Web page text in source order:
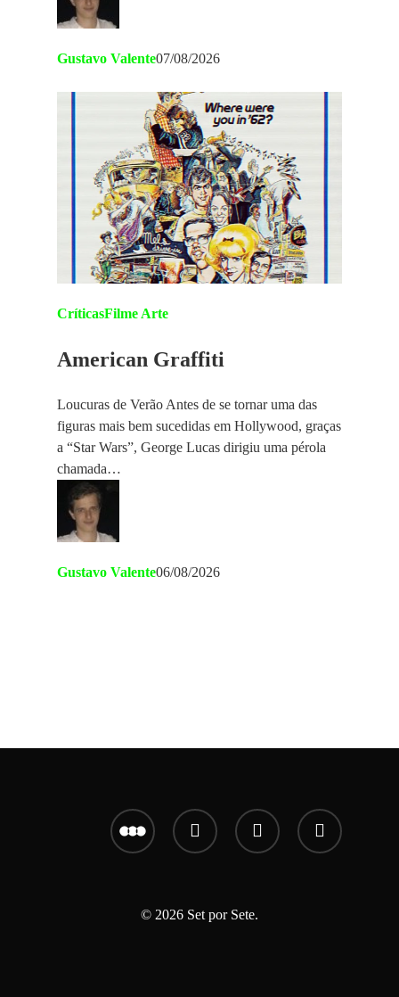
Gustavo Valente07/08/2026
CríticasFilme Arte
American Graffiti
Loucuras de Verão Antes de se tornar uma das
figuras mais bem sucedidas em Hollywood, graças
a “Star Wars”, George Lucas dirigiu uma pérola
chamada…
Gustavo Valente06/08/2026
letterboxd youtube instagram email
© 2026 Set por Sete.